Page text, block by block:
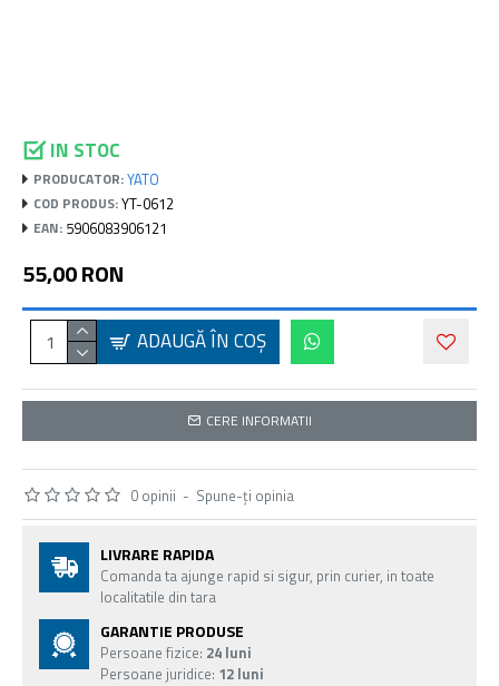
IN STOC
PRODUCATOR:YATO
COD PRODUS:YT-0612
EAN: 5906083906121
0 opinii - Spune-ţi opinia
55,00 RON
ADAUGĂ ÎN COŞ
CERE INFORMATII
LIVRARE RAPIDA
Comanda ta ajunge rapid si sigur, prin curier, in toate
localitatile din tara
GARANTIE PRODUSE
Persoane fizice: 24 luni
Persoane juridice: 12 luni